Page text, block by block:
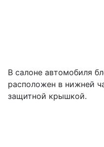
В салоне автомобиля
расположен в нижней
защитной крышкой.